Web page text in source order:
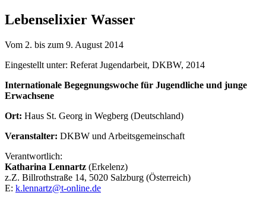
Lebenselixier Wasser
Vom 2. bis zum 9. August 2014
Eingestellt unter: Referat Jugendarbeit, DKBW, 2014
Internationale Begegnungswoche für Jugendliche und junge
Erwachsene
Ort: Haus St. Georg in Wegberg (Deutschland)
Veranstalter: DKBW und Arbeitsgemeinschaft
Verantwortlich:
Katharina Lennartz (Erkelenz)
z.Z. Billrothstraße 14, 5020 Salzburg (Österreich)
E: k.lennartz@t-online.de